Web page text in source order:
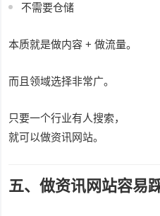
不需要仓储
本质就是做内容 + 做流量。
而且领域选择非常广。
只要一个行业有人搜索，
就可以做资讯网站。
五、做资讯网站容易